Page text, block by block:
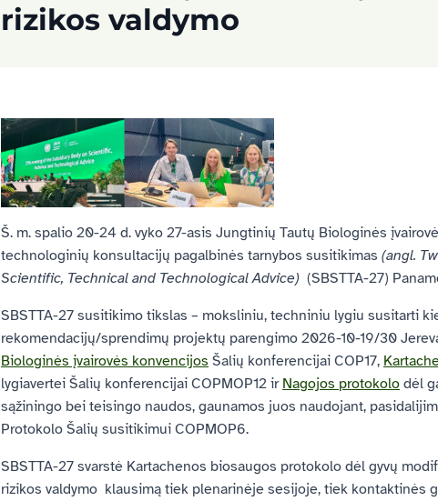
rizikos valdymo
Š. m. spalio 20-24 d. vyko 27-asis Jungtinių Tautų Biologinės
technologinių konsultacijų pagalbinės tarnybos susitikimas (angl.
Scientific, Technical and Technological Advice) (SBSTTA-27)
SBSTTA-27 susitikimo tikslas – moksliniu, techniniu lygiu susitarti
rekomendacijų/sprendimų projektų parengimo 2026-10-19/30
Biologinės įvairovės konvencijos Šalių konferencijai COP17,
lygiavertei Šalių konferencijai COPMOP12 ir Nagojos protokolo dėl
sąžiningo bei teisingo naudos, gaunamos juos naudojant,
Protokolo Šalių susitikimui COPMOP6.
SBSTTA-27 svarstė Kartachenos biosaugos protokolo dėl gyvų
rizikos valdymo klausimą tiek plenarinėje sesijoje, tiek kontaktinės